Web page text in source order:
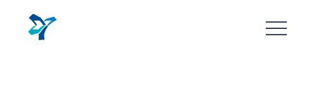
contenu